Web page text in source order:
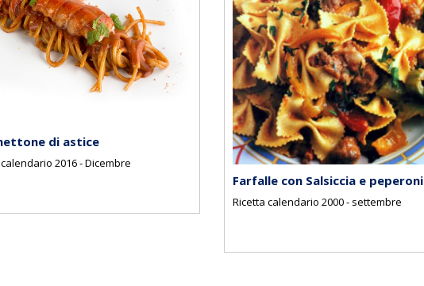
di astice
2016 - Dicembre
Farfalle con Salsiccia e peperoni
Ricetta calendario 2000 - settembre